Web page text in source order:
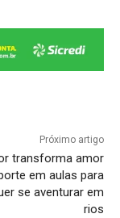
Próximo artigo
transforma amor
em aulas para
se aventurar em
rios